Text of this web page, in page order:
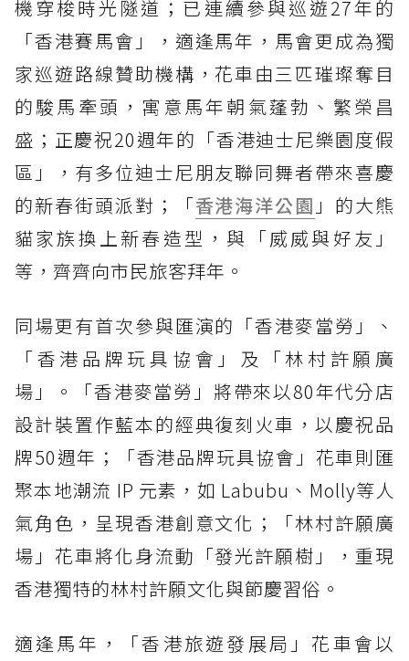
機穿梭時光隧道；已連續參與巡遊27年的
「香港賽馬會」，適逢馬年，馬會更成為獨
家巡遊路線贊助機構，花車由三匹璀璨奪目
的駿馬牽頭，寓意馬年朝氣蓬勃、繁榮昌
盛；正慶祝20週年的「香港迪士尼樂園度假
區」，有多位迪士尼朋友聯同舞者帶來喜慶
的新春街頭派對；「香港海洋公園 」的大熊
貓家族換上新春造型，與「威威與好友」
等，齊齊向市民旅客拜年。
同場更有首次參與匯演的「香港麥當勞」、
「香港品牌玩具協會」及「林村許願廣
場」。「香港麥當勞」將帶來以80年代分店
設計裝置作藍本的經典復刻火車，以慶祝品
牌50週年；「香港品牌玩具協會」花車則匯
聚本地潮流 IP 元素，如 Labubu、Molly等人
氣角色，呈現香港創意文化；「林村許願廣
場」花車將化身流動「發光許願樹」，重現
香港獨特的林村許願文化與節慶習俗。
適逢馬年，「香港旅遊發展局」花車會以